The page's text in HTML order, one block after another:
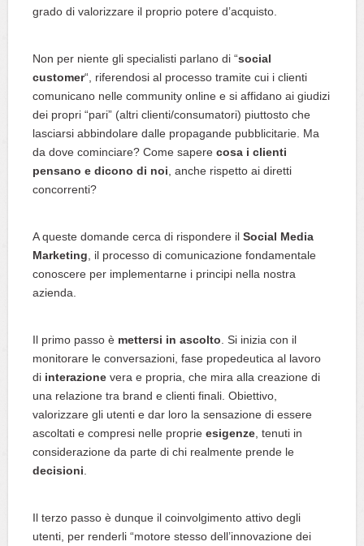
grado di valorizzare il proprio potere d’acquisto.
Non per niente gli specialisti parlano di “social
customer“, riferendosi al processo tramite cui i clienti
comunicano nelle community online e si affidano ai giudizi
dei propri “pari” (altri clienti/consumatori) piuttosto che
lasciarsi abbindolare dalle propagande pubblicitarie. Ma
da dove cominciare? Come sapere cosa i clienti
pensano e dicono di noi , anche rispetto ai diretti
concorrenti?
A queste domande cerca di rispondere il Social Media
Marketing , il processo di comunicazione fondamentale
conoscere per implementarne i principi nella nostra
azienda.
Il primo passo è mettersi in ascolto . Si inizia con il
monitorare le conversazioni, fase propedeutica al lavoro
di interazione vera e propria, che mira alla creazione di
una relazione tra brand e clienti finali. Obiettivo,
valorizzare gli utenti e dar loro la sensazione di essere
ascoltati e compresi nelle proprie esigenze , tenuti in
considerazione da parte di chi realmente prende le
decisioni
Il terzo passo è dunque il coinvolgimento attivo degli
utenti, per renderli “motore stesso dell’innovazione dei